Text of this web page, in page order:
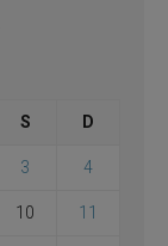
S D
3 4
10 11